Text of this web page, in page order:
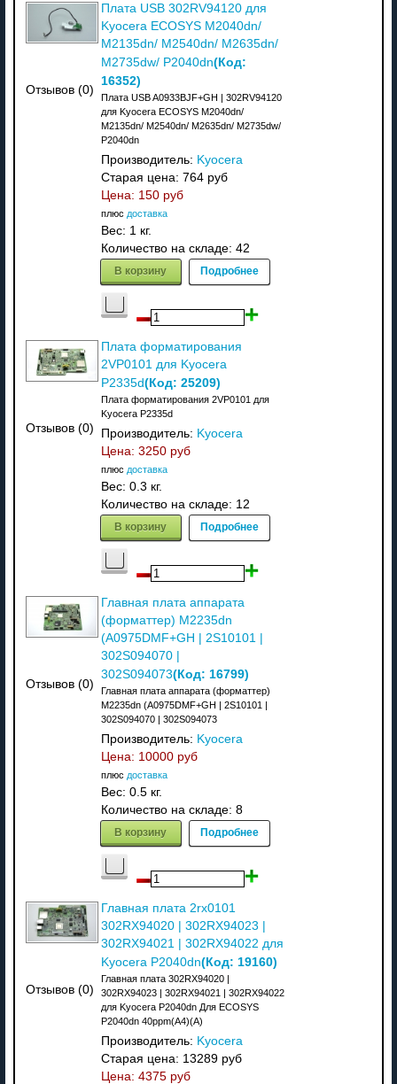
Отзывов (0)
Плата USB 302RV94120 для
Kyocera ECOSYS M2040dn/
M2135dn/ M2540dn/ M2635dn/
M2735dw/ P2040dn(Код:
16352)
Плата USB A0933BJF+GH | 302RV94120
для Kyocera ECOSYS M2040dn/
M2135dn/ M2540dn/ M2635dn/ M2735dw/
P2040dn
Производитель: Kyocera
Старая цена: 764 руб
Цена: 150 руб
плюс доставка
Вес: 1 кг.
Количество на складе: 42
В корзину Подробнее
Отзывов (0)
Плата форматирования
2VP0101 для Kyocera
P2335d(Код: 25209)
Плата форматирования 2VP0101 для
Kyocera P2335d
Производитель: Kyocera
Цена: 3250 руб
плюс доставка
Вес: 0.3 кг.
Количество на складе: 12
В корзину Подробнее
Отзывов (0)
Главная плата аппарата
(форматтер) M2235dn
(A0975DMF+GH | 2S10101 |
302S094070 |
302S094073(Код: 16799)
Главная плата аппарата (форматтер)
M2235dn (A0975DMF+GH | 2S10101 |
302S094070 | 302S094073
Производитель: Kyocera
Цена: 10000 руб
плюс доставка
Вес: 0.5 кг.
Количество на складе: 8
В корзину Подробнее
Отзывов (0)
Главная плата 2rx0101
302RX94020 | 302RX94023 |
302RX94021 | 302RX94022 для
Kyocera P2040dn(Код: 19160)
Главная плата 302RX94020 |
302RX94023 | 302RX94021 | 302RX94022
для Kyocera P2040dn Для ECOSYS
P2040dn 40ppm(A4)(A)
Производитель: Kyocera
Старая цена: 13289 руб
Цена: 4375 руб